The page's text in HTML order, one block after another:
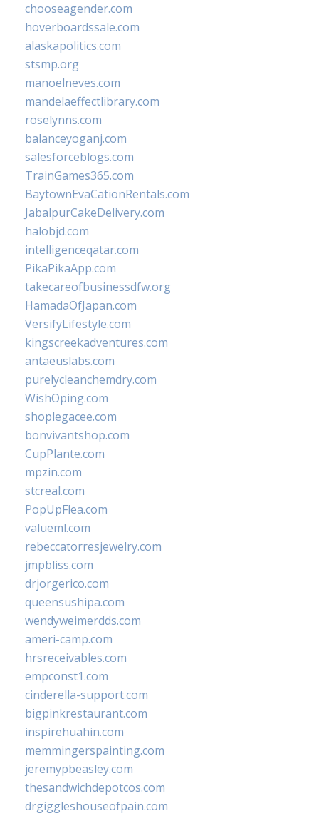
chooseagender.com
hoverboardssale.com
alaskapolitics.com
stsmp.org
manoelneves.com
mandelaeffectlibrary.com
roselynns.com
balanceyoganj.com
salesforceblogs.com
TrainGames365.com
BaytownEvaCationRentals.com
JabalpurCakeDelivery.com
halobjd.com
intelligenceqatar.com
PikaPikaApp.com
takecareofbusinessdfw.org
HamadaOfJapan.com
VersifyLifestyle.com
kingscreekadventures.com
antaeuslabs.com
purelycleanchemdry.com
WishOping.com
shoplegacee.com
bonvivantshop.com
CupPlante.com
mpzin.com
stcreal.com
PopUpFlea.com
valueml.com
rebeccatorresjewelry.com
jmpbliss.com
drjorgerico.com
queensushipa.com
wendyweimerdds.com
ameri-camp.com
hrsreceivables.com
empconst1.com
cinderella-support.com
bigpinkrestaurant.com
inspirehuahin.com
memmingerspainting.com
jeremypbeasley.com
thesandwichdepotcos.com
drgiggleshouseofpain.com